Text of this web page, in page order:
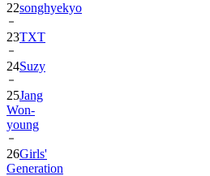
22songhyekyo
23TXT
24Suzy
25Jang
Won-
young
26Girls'
Generation